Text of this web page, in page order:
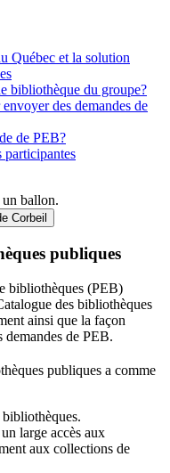
Québec et la solution
bibliothèque du groupe?
des demandes de
de PEB?
participantes
Corbeil
publiques
bibliothèques (PEB)
des bibliothèques
ainsi que la façon
demandes de PEB.
publiques a comme
large accès aux
aux collections de